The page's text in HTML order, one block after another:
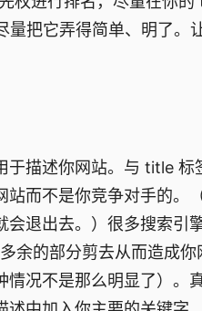
把它弄得简单、明了。
描述你网站。与 title 标
而不是你竞争对手的。
会退出去。）很多搜索引
余的部分剪去从而造成你
情况不是那么明显了）。